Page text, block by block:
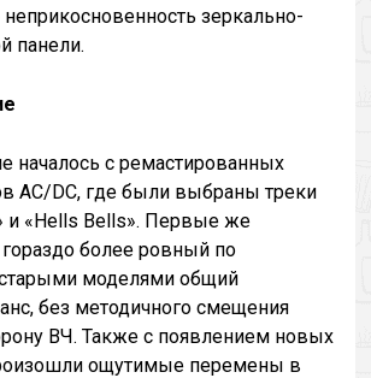
зеркально-
панели.
началось c ремастированных
AC/DC, где были выбраны треки
и «Hells Bells». Первые же
более ровный по
моделями общий
без методичного смещения
ВЧ. Также с появлением новых
ощутимые перемены в